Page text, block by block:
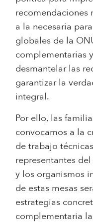
recomendaciones
a la necesaria
globales de la
complementarias
desmantelar las
garantizar la
integral.
Por ello, las
convocamos a la
de trabajo
representantes
y los organismos
de estas mesas
estrategias
complementaria